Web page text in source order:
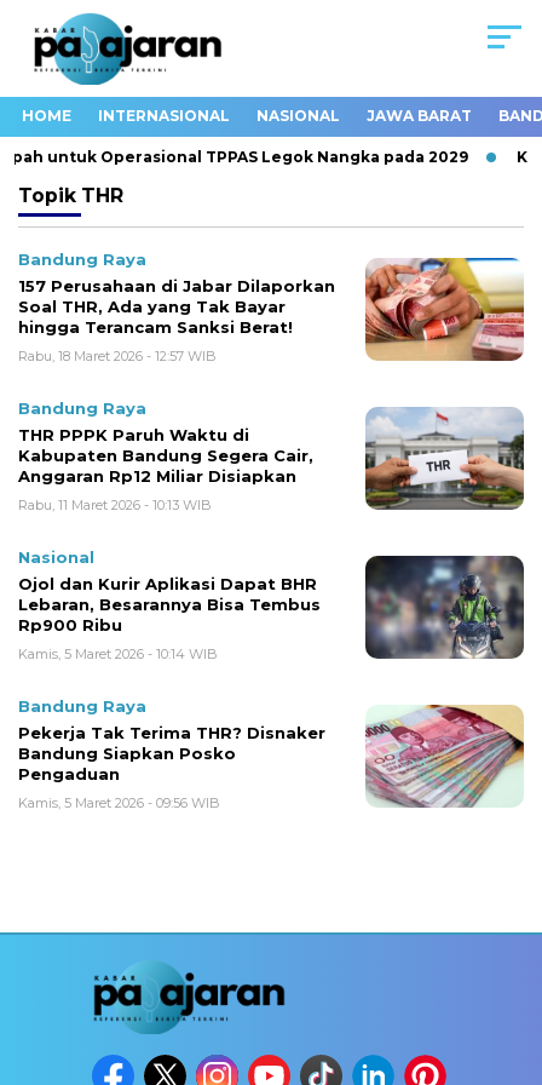
HOME INTERNASIONAL NASIONAL JAWA BARAT
untuk Operasional TPPAS Legok Nangka pada 2029
Topik THR
Bandung Raya
157 Perusahaan di Jabar Dilaporkan
Soal THR, Ada yang Tak Bayar
hingga Terancam Sanksi Berat!
Rabu, 18 Maret 2026 - 12:57 WIB
Bandung Raya
THR PPPK Paruh Waktu di
Kabupaten Bandung Segera Cair,
Anggaran Rp12 Miliar Disiapkan
Rabu, 11 Maret 2026 - 10:13 WIB
Nasional
Ojol dan Kurir Aplikasi Dapat BHR
Lebaran, Besarannya Bisa Tembus
Rp900 Ribu
Kamis, 5 Maret 2026 - 10:14 WIB
Bandung Raya
Pekerja Tak Terima THR? Disnaker
Bandung Siapkan Posko
Pengaduan
Kamis, 5 Maret 2026 - 09:56 WIB